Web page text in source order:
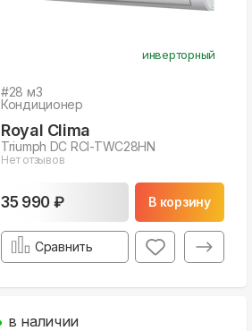
инверторный
#28 м3
Кондиционер
Royal Clima
Triumph DC RCI-TWC28HN
Нет отзывов
35 990 ₽ В корзину
Сравнить
в наличии